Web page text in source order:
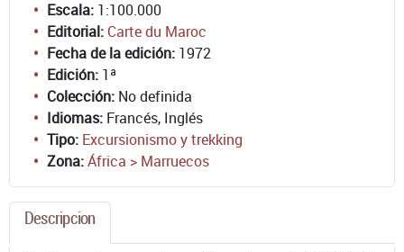
Escala: 1:100.000
Editorial: Carte du Maroc
Fecha de la edición: 1972
Edición: 1ª
Colección: No definida
Idiomas: Francés, Inglés
Tipo: Excursionismo y trekking
Zona:África > Marruecos
Descripcion